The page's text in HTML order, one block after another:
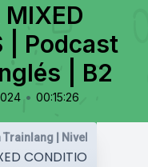
| Podcast
| B2
• 00:15:26